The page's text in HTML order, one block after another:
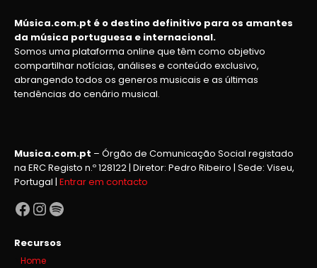
Música.com.pt é o destino definitivo para os amantes
da música portuguesa e internacional.
Somos uma plataforma online que têm como objetivo
compartilhar notícias, análises e conteúdo exclusivo,
abrangendo todos os generos musicais e as últimas
tendências do cenário musical.
Musica.com.pt – Órgão de Comunicação Social registado
na ERC Registo n.º 128122 | Diretor: Pedro Ribeiro | Sede: Viseu,
Portugal | Entrar em contacto
Facebook
Instagram
Spotify
Recursos
Home